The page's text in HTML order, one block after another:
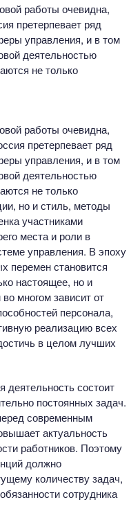
работы очевидна,
претерпевает ряд
управления, и в том
деятельностью
не только
работы очевидна,
претерпевает ряд
управления, и в том
деятельностью
не только
но и стиль, методы
участниками
места и роли в
управления. В эпоху
перемен становится
настоящее, но и
многом зависит от
персонала,
реализацию всех
в целом лучших
деятельность состоит
постоянных задач.
современным
актуальность
работников. Поэтому
должно
количеству задач,
сотрудника